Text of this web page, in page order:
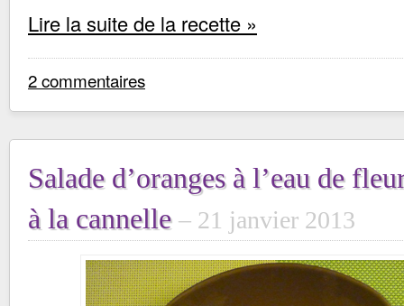
Lire la suite de la recette »
2 commentaires
Salade d’oranges à l’eau de
à la cannelle
21 janvier 2013